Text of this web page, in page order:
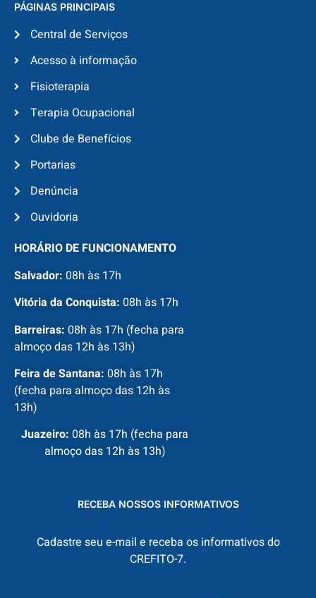
PÁGINAS PRINCIPAIS
Central de Serviços
Acesso à informação
Fisioterapia
Terapia Ocupacional
Clube de Benefícios
Portarias
Denúncia
Ouvidoria
HORÁRIO DE FUNCIONAMENTO
Salvador: 08h às 17h
Vitória da Conquista: 08h às 17h
Barreiras: 08h às 17h (fecha para
almoço das 12h às 13h)
Feira de Santana: 08h às 17h
(fecha para almoço das 12h às
13h)
Juazeiro: 08h às 17h (fecha para
almoço das 12h às 13h)
RECEBA NOSSOS INFORMATIVOS
Cadastre seu e-mail e receba os informativos do
CREFITO-7.